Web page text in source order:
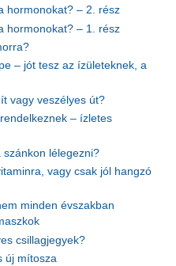
hormonokat? – 2. rész
hormonokat? – 1. rész
– jót tesz az ízületeknek, a
vagy veszélyes út?
– ízletes
lélegezni?
vagy csak jól hangzó
minden évszakban
csillagjegyek?
új mítosza